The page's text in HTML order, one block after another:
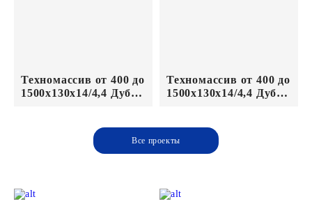
Техномассив от 400 до
1500х130х14/4,4 Дуб
Техномассив от 400 до
1500х130х14/4,4 Дуб
Все проекты